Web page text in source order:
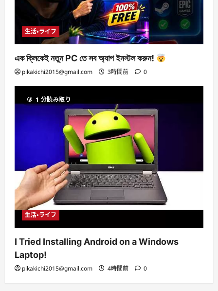
生活・ライフ
এক ক্লিকেই নতুন PC তে সব অ্যাপ ইনস্টল করুন!
pikakichi2015@gmail.com 3時間前 0
1 分読み取り
生活・ライフ
I Tried Installing Android on a Windows
Laptop!
pikakichi2015@gmail.com 4時間前 0